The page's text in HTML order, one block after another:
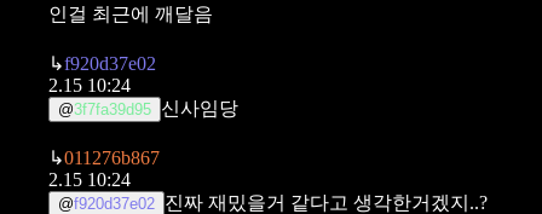
인걸 최근에 깨달음
↳f920d37e02
2.15 10:24
@3f7fa39d95 신사임당
↳011276b867
2.15 10:24
@f920d37e02 진짜 재밌을거 같다고 생각한거겠지..?